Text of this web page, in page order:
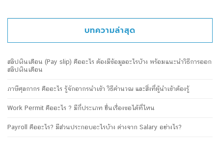
บทความล่าสุด
สลิปเงินเดือน (Pay slip) คืออะไร ต้องมีข้อมูลอะไรบ้าง พร้อมแนะนำวิธีการออก
สลิปเงินเดือน
ภาษีศุลกากร คืออะไร รู้จักอากรนำเข้า วิธีคำนวณ และสิ่งที่ผู้นำเข้าต้องรู้
Work Permit คืออะไร ? มีกี่ประเภท ยื่นเรื่องขอได้ที่ไหน
Payroll คืออะไร? มีส่วนประกอบอะไรบ้าง ต่างจาก Salary อย่างไร?